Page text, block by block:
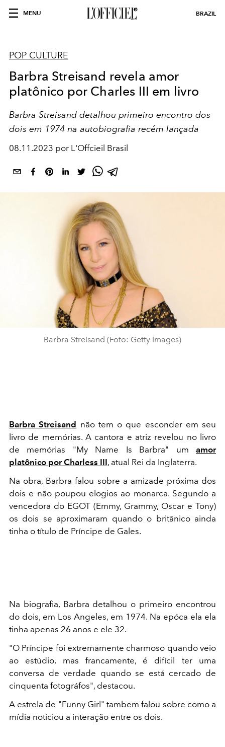
MENU BRAZIL
POP CULTURE
Barbra Streisand revela amor
platônico por Charles III em livro
Barbra Streisand detalhou primeiro encontro dos
dois em 1974 na autobiografia recém lançada
08.11.2023 por L'Offcieil Brasil
Barbra Streisand (Foto: Getty Images)
Barbra Streisand não tem o que esconder em seu
livro de memórias. A cantora e atriz revelou no livro
de memórias "My Name Is Barbra" um amor
platônico por Charless III, atual Rei da Inglaterra.
Na obra, Barbra falou sobre a amizade próxima dos
dois e não poupou elogios ao monarca. Segundo a
vencedora do EGOT (Emmy, Grammy, Oscar e Tony)
os dois se aproximaram quando o britânico ainda
tinha o título de Príncipe de Gales.
Na biografia, Barbra detalhou o primeiro encontrou
do dois, em Los Angeles, em 1974. Na epóca ela ela
tinha apenas 26 anos e ele 32.
"O Príncipe foi extremamente charmoso quando veio
ao estúdio, mas francamente, é difícil ter uma
conversa de verdade quando se está cercado de
cinquenta fotográfos", destacou.
A estrela de "Funny Girl" tambem falou sobre como a
mídia noticiou a interação entre os dois.